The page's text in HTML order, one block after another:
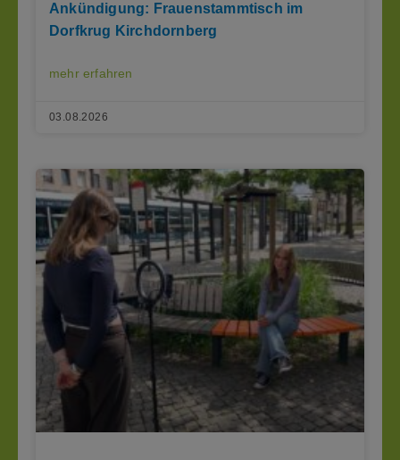
Ankündigung: Frauenstammtisch im
Dorfkrug Kirchdornberg
mehr erfahren
03.08.2026